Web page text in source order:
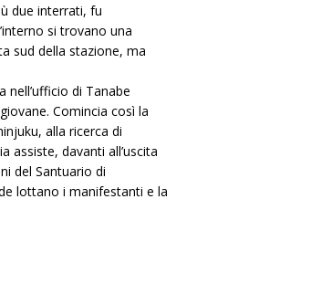
due interrati, fu
si trovano una
sud della stazione, ma
di Tanabe
Comincia così la
alla ricerca di
assiste, davanti all’uscita
del Santuario di
lottano i manifestanti e la